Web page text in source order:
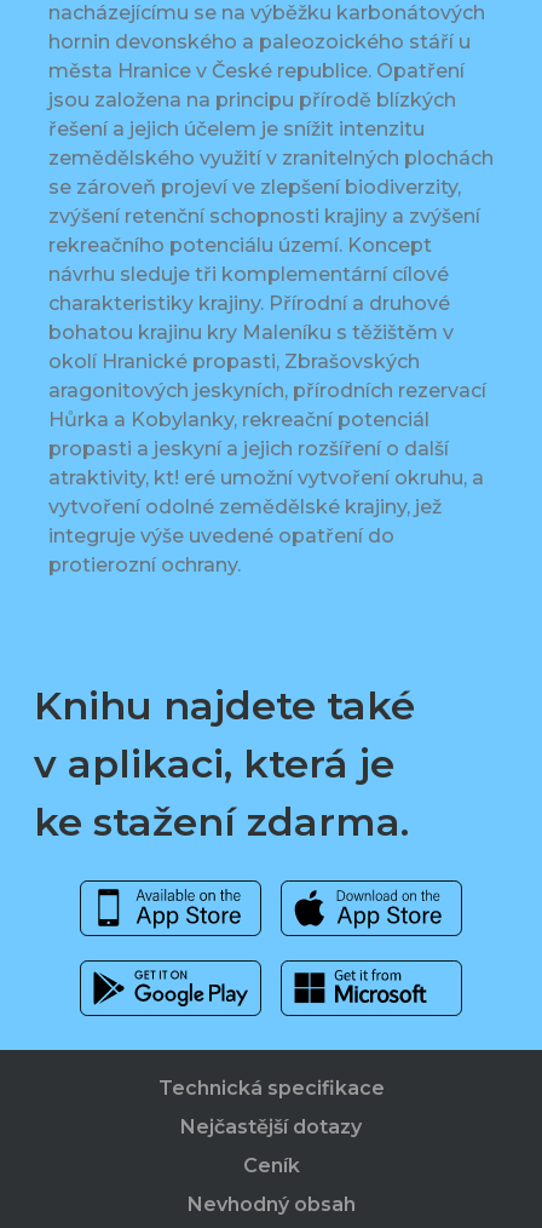
nacházejícímu se na výběžku karbonátových
hornin devonského a paleozoického stáří u
města Hranice v České republice. Opatření
jsou založena na principu přírodě blízkých
řešení a jejich účelem je snížit intenzitu
zemědělského využití v zranitelných plochách
se zároveň projeví ve zlepšení biodiverzity,
zvýšení retenční schopnosti krajiny a zvýšení
rekreačního potenciálu území. Koncept
návrhu sleduje tři komplementární cílové
charakteristiky krajiny. Přírodní a druhové
bohatou krajinu kry Maleníku s těžištěm v
okolí Hranické propasti, Zbrašovských
aragonitových jeskyních, přírodních rezervací
Hůrka a Kobylanky, rekreační potenciál
propasti a jeskyní a jejich rozšíření o další
atraktivity, kt! eré umožní vytvoření okruhu, a
vytvoření odolné zemědělské krajiny, jež
integruje výše uvedené opatření do
protierozní ochrany.
Knihu najdete také
v aplikaci, která je
ke stažení zdarma.
Technická specifikace
Nejčastější dotazy
Ceník
Nevhodný obsah